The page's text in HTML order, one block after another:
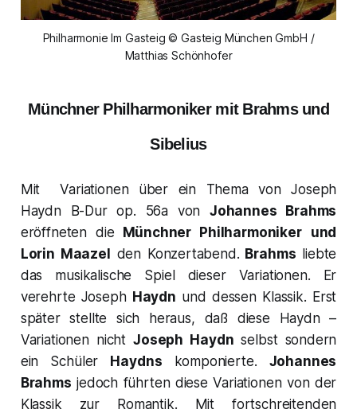
Philharmonie Im Gasteig © Gasteig München GmbH /
Matthias Schönhofer
Münchner Philharmoniker mit Brahms und
Sibelius
Mit Variationen über ein Thema vonJoseph
Haydn B-Dur op. 56a von Johannes Brahms
eröffneten die Münchner Philharmoniker
und
Lorin Maazel
den Konzertabend. Brahms liebte
das musikalische Spiel dieser Variationen. Er
verehrte Joseph Haydn und dessen Klassik. Erst
später stellte sich heraus, daß diese
Haydn –
VariationennichtJoseph Haydn selbst sondern
ein Schüler
Haydns komponierte. Johannes
Brahms jedoch führten diese Variationen von der
Klassik zur Romantik. Mit fortschreitenden